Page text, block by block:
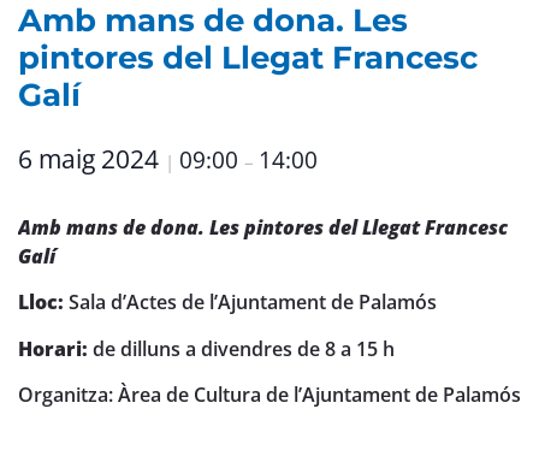
Amb mans de dona. Les
pintores del Llegat Francesc
Galí
6 maig 2024 | 09:00 – 14:00
Amb mans de dona. Les pintores del Llegat Francesc
Galí
Lloc: Sala d’Actes de l’Ajuntament de Palamós
Horari: de dilluns a divendres de 8 a 15 h
Organitza: Àrea de Cultura de l’Ajuntament de Palamós